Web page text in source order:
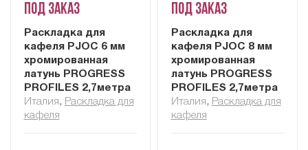
Под заказ
Раскладка для
кафеля PJOC 6 мм
хромированная
латунь PROGRESS
PROFILES 2,7метра
Италия , Раскладка для
кафеля
Под заказ
Раскладка для
кафеля PJOC 8 мм
хромированная
латунь PROGRESS
PROFILES 2,7метра
Италия , Раскладка для
кафеля